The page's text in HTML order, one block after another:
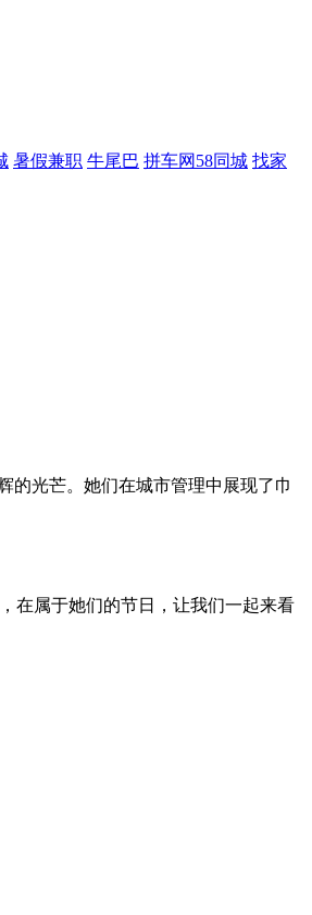
暑假兼职 牛尾巴 拼车网58同城 找家
的光芒。她们在城市管理中展现了巾
在属于她们的节日，让我们一起来看